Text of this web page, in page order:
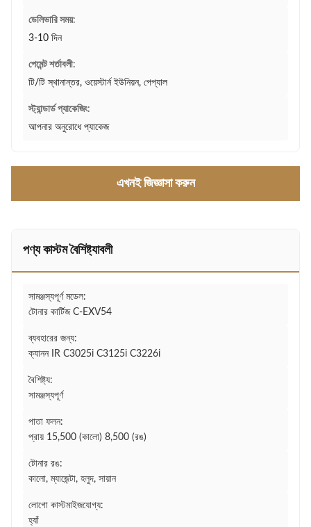
ডেলিভারি সময়:
3-10 দিন
পেমেন্ট শর্তাবলী:
টি/টি স্থানান্তর, ওয়েস্টার্ন ইউনিয়ন, পেপ্যাল
স্ট্যান্ডার্ড প্যাকেজিং:
আপনার অনুরোধে প্যাকেজ
এখনই জিজ্ঞাসা করুন
পণ্য কাস্টম বৈশিষ্ট্যাবলী
সামঞ্জস্যপূর্ণ মডেল:
টোনার কার্টিজ C-EXV54
ব্যবহারের জন্য:
ক্যানন IR C3025i C3125i C3226i
বৈশিষ্ট্য:
সামঞ্জস্যপূর্ণ
পাতা ফলন:
প্রায় 15,500 (কালো) 8,500 (রঙ)
টোনার রঙ:
কালো, ম্যাজেন্টা, হলুদ, সায়ান
লোগো কাস্টমাইজযোগ্য:
হ্যাঁ